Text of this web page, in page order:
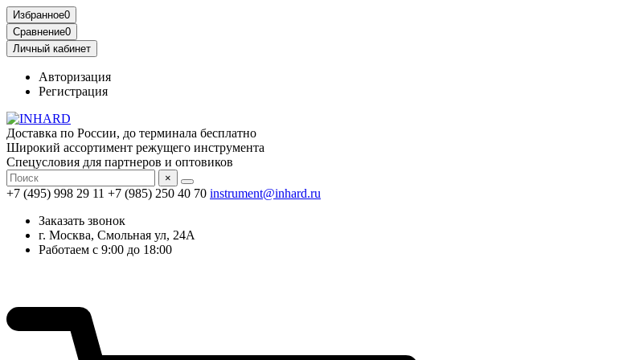
Избранное0
Сравнение0
Личный кабинет
Авторизация
Регистрация
Доставка по России, до терминала бесплатно
Широкий ассортимент режущего инструмента
Спецусловия для партнеров и оптовиков
×
+7 (495) 998 29 11 +7 (985) 250 40 70 instrument@inhard.ru
Заказать звонок
г. Москва, Смольная ул, 24А
Работаем с 9:00 до 18:00